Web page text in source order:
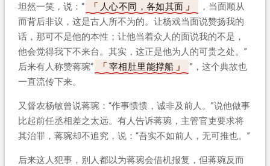
坦然一笑，说：“
人心不同，各如其面
，当面顺从
而背后非议，这是古人所不为的。让杨戏当面说赞扬我的
话，那可不是他的本性；让他当着众人的面说我的不是，
他会觉得我下不来台。其实，这正是他为人的可贵之处。”
后来有人称赞蒋琬“
宰相肚里能撑船
”，这个典故也
一直流传下来。
又督农杨敏曾说蒋琬：“作事愦愦，诚非及前人。”说他做事
比起前任丞相差之太远。有人告诉蒋琬，主管官吏要求将
其治罪，蒋琬却不追究，说：“吾实不如前人，无可推也。”
后来这人犯事，别人都以为蒋琬会借机报复，但蒋琬反而